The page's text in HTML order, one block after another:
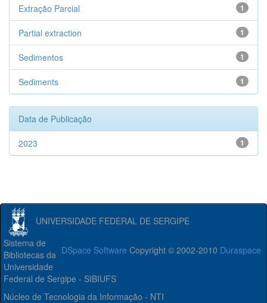
1
Extração Parcial
1
Partial extraction
1
Sedimentos
1
Sediments
Data de Publicação
1
2023
UNIVERSIDADE FEDERAL DE SERGIPE
DSpace Software Copyright © 2002-2010 Duraspace
Sistema de
Bibliotecas da
Universidade
Federal de Sergipe - SIBIUFS
Núcleo de Tecnologia da Informação - NTI